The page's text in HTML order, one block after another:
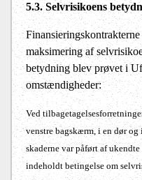
5.3. Selvrisikoens
maksimering af
betydning blev prøvet i
omstændigheder:
Ved
venstre bagskærm, i en dør
skaderne var påført af
indeholdt betingelse om